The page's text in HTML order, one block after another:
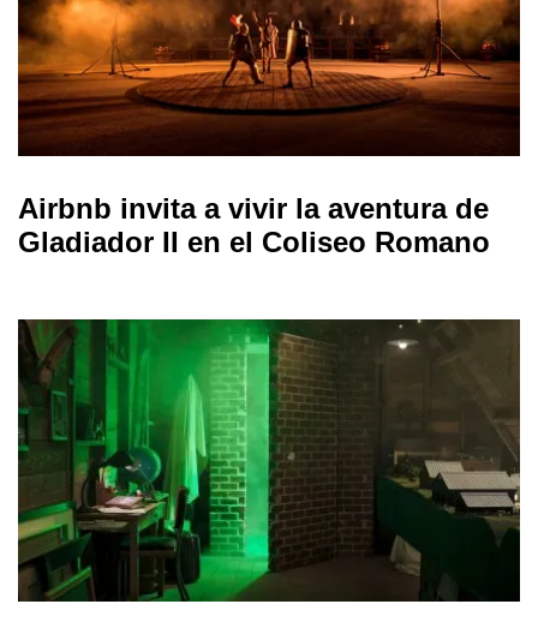
Airbnb invita a vivir la aventura de
Gladiador II en el Coliseo Romano